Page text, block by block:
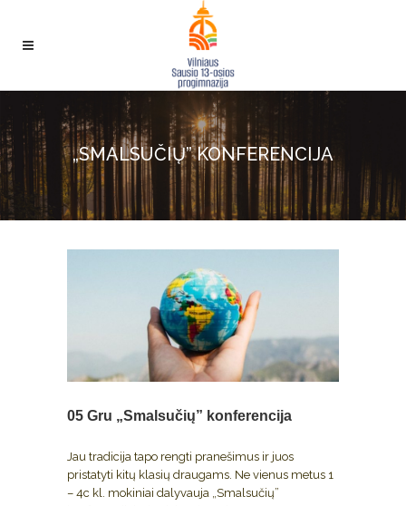
„SMALSUČIŲ” KONFERENCIJA
05 Gru „Smalsučių” konferencija
Jau tradicija tapo rengti pranešimus ir juos
pristatyti kitų klasių draugams. Ne vienus metus 1
– 4c kl. mokiniai dalyvauja „Smalsučių”